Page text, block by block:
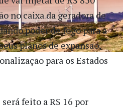
no caixa da geradora de
poder de fogo para a
planos de expansão,
para os Estados
feito a R$ 16 por